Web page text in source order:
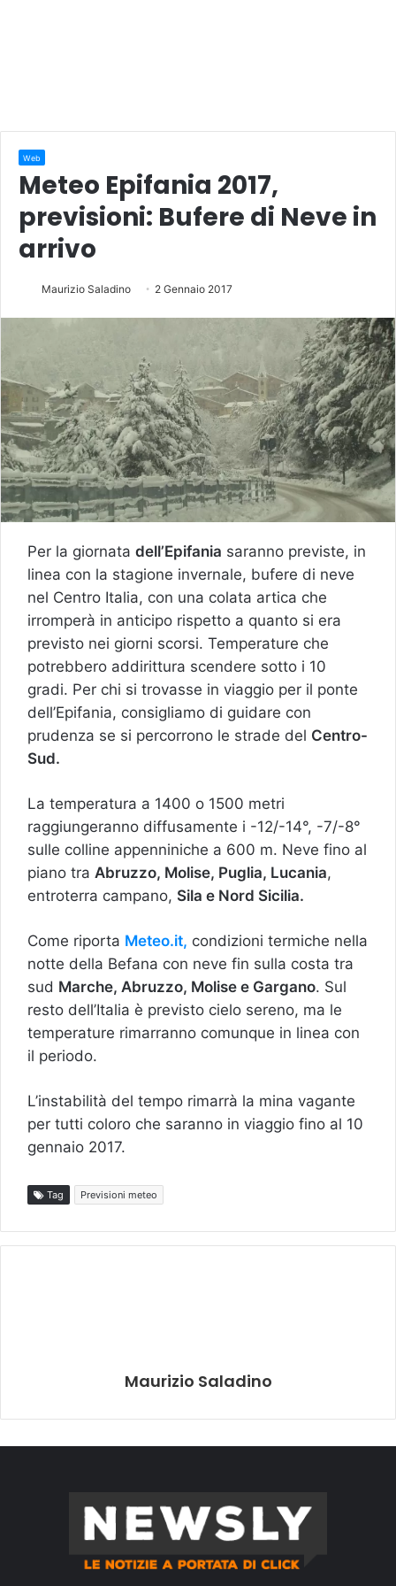
Web
Meteo Epifania 2017,
previsioni: Bufere di Neve in
arrivo
Maurizio Saladino 2 Gennaio 2017
Per la giornata dell’Epifania saranno previste, in
linea con la stagione invernale, bufere di neve
nel Centro Italia, con una colata artica che
irromperà in anticipo rispetto a quanto si era
previsto nei giorni scorsi. Temperature che
potrebbero addirittura scendere sotto i 10
gradi. Per chi si trovasse in viaggio per il ponte
dell’Epifania, consigliamo di guidare con
prudenza se si percorrono le strade del Centro-
Sud.
La temperatura a 1400 o 1500 metri
raggiungeranno diffusamente i -12/-14°, -7/-8°
sulle colline appenniniche a 600 m. Neve fino al
piano tra Abruzzo, Molise, Puglia, Lucania,
entroterra campano, Sila e Nord Sicilia.
Come riporta Meteo.it, condizioni termiche nella
notte della Befana con neve fin sulla costa tra
sud Marche, Abruzzo, Molise e Gargano. Sul
resto dell’Italia è previsto cielo sereno, ma le
temperature rimarranno comunque in linea con
il periodo.
L’instabilità del tempo rimarrà la mina vagante
per tutti coloro che saranno in viaggio fino al 10
gennaio 2017.
Tag Previsioni meteo
Maurizio Saladino